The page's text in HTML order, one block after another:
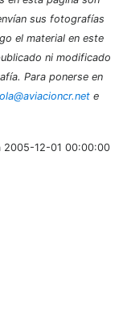
sus fotografías
el material en este
ni modificado
Para ponerse en
e
2005-12-01 00:00:00